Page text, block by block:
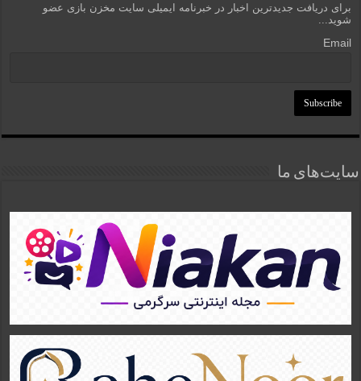
برای دریافت جدیدترین اخبار در خبرنامه ایمیلی سایت مخزن بازی عضو
شوید...
Email
سایت‌های ما